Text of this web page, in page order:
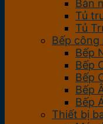
Bàn
Tủ
Tủ
Bếp công
Bếp
Bếp
Bếp
Bếp
Bếp
Thiết bị